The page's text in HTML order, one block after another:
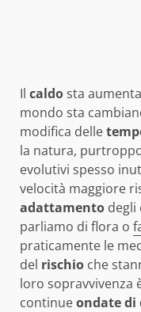
Il caldosta
mondo sta
modifica delle
la natura,
evolutivi spesso
velocità maggiore
adattamento degli
parliamo di flora o
praticamente le
del rischio che
loro sopravvivenza
continueondate di